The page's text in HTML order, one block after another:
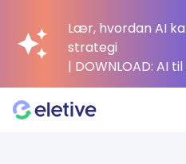
Lær, hvordan AI
strategi
| DOWNLOAD: AI